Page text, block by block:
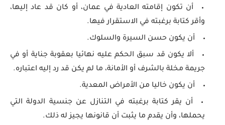
أن تكون إقامته العادية في عمان، أو كان قد عاد إليها،
وأقر كتابة برغبته في الاستقرار فيها.
أن يكون حسن السيرة والسلوك.
ألا يكون قد سبق الحكم عليه نهائيا بعقوبة جناية أو في
جريمة مخلة بالشرف أو الأمانة، ما لم يكن قد رد إليه اعتباره.
أن يكون خاليا من الأمراض المعدية.
أن يقر كتابة برغبته في التنازل عن جنسية الدولة التي
يحملها، وأن يقدم ما يثبت أن قانونها يجيز له ذلك.